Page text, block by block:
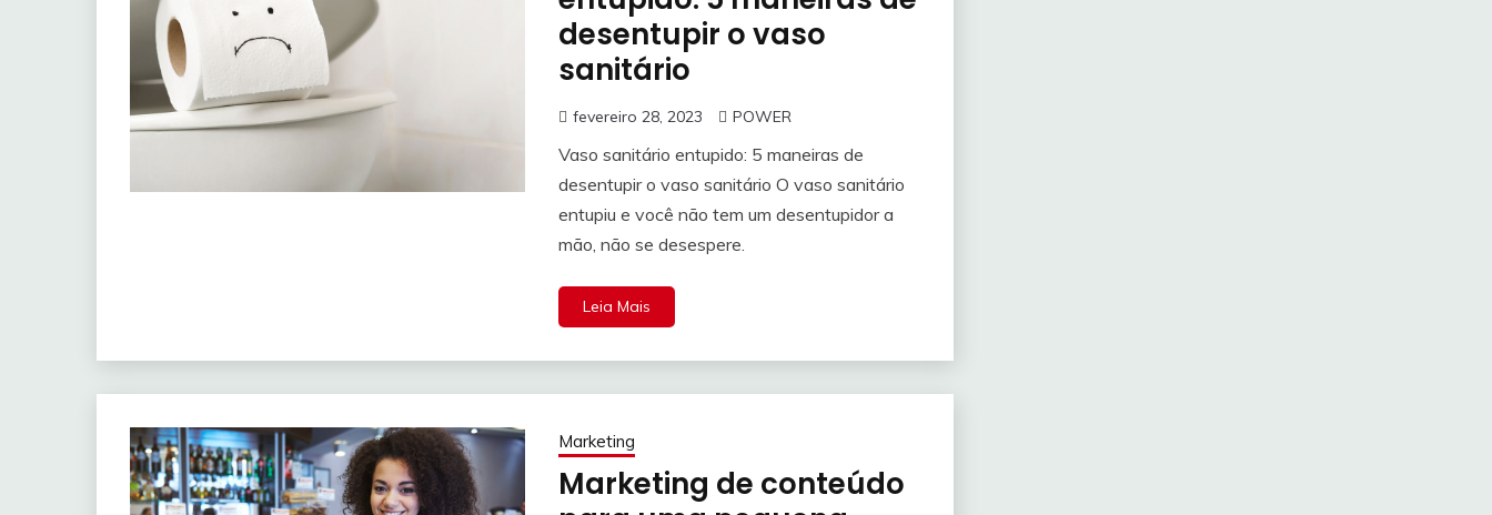
desentupir o vaso
sanitário
fevereiro 28, 2023 POWER
Vaso sanitário entupido: 5 maneiras de
desentupir o vaso sanitário O vaso sanitário
entupiu e você não tem um desentupidor a
mão, não se desespere.
Leia Mais
Marketing
Marketing de conteúdo